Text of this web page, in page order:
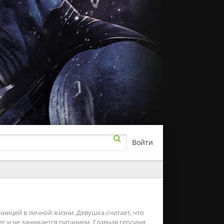
Войти
в личной жизни. Девушка считает, что
и не занимается питанием. Главная героиня